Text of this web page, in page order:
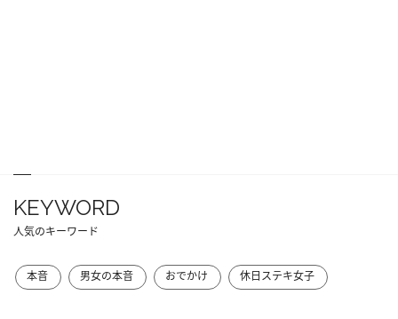
KEYWORD
人気のキーワード
本音 男女の本音 おでかけ 休日ステキ女子